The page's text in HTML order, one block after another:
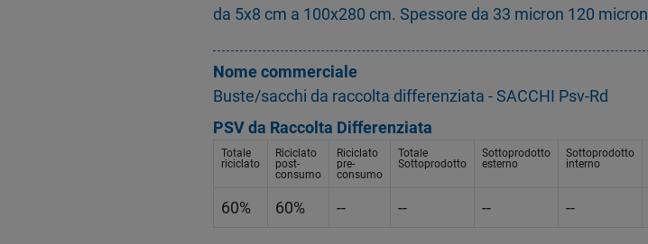
da 5x8 cm a 100x280 cm. Spessore da 33 micron 120 micron
Nome commerciale
Buste/sacchi da raccolta differenziata - SACCHI Psv-Rd
PSV da Raccolta Differenziata
Totale
riciclato
Riciclato
post-
consumo
Riciclato
pre-
consumo
Totale
Sottoprodotto
Sottoprodotto
esterno
Sottoprodotto
interno
60% 60% -- -- -- --